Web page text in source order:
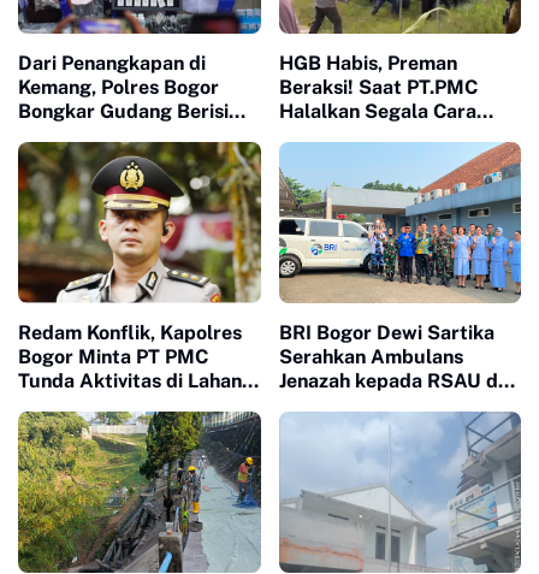
Dari Penangkapan di
Kemang, Polres Bogor
Bongkar Gudang Berisi
Terlarang
HGB Habis, Preman
Beraksi! Saat PT.PMC
Halalkan Segala Cara
Depan Penguasa yang
Bungkam
Redam Konflik, Kapolres
Bogor Minta PT PMC
Tunda Aktivitas di Lahan
BRI Bogor Dewi Sartika
Serahkan Ambulans
Jenazah kepada RSAU dr.
Pelayanan Kemanusiaan